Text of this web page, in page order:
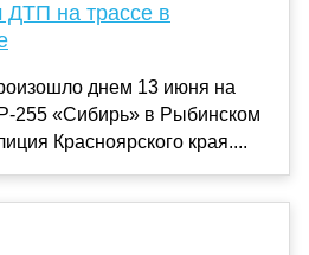
ДТП на трассе в
днем 13 июня на
255 «Сибирь» в Рыбинском
Красноярского края....